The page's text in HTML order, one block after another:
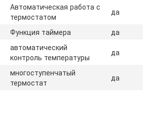
Автоматическая работа с
термостатом
да
Функция таймера
да
автоматический
контроль температуры
да
многоступенчатый
термостат
да